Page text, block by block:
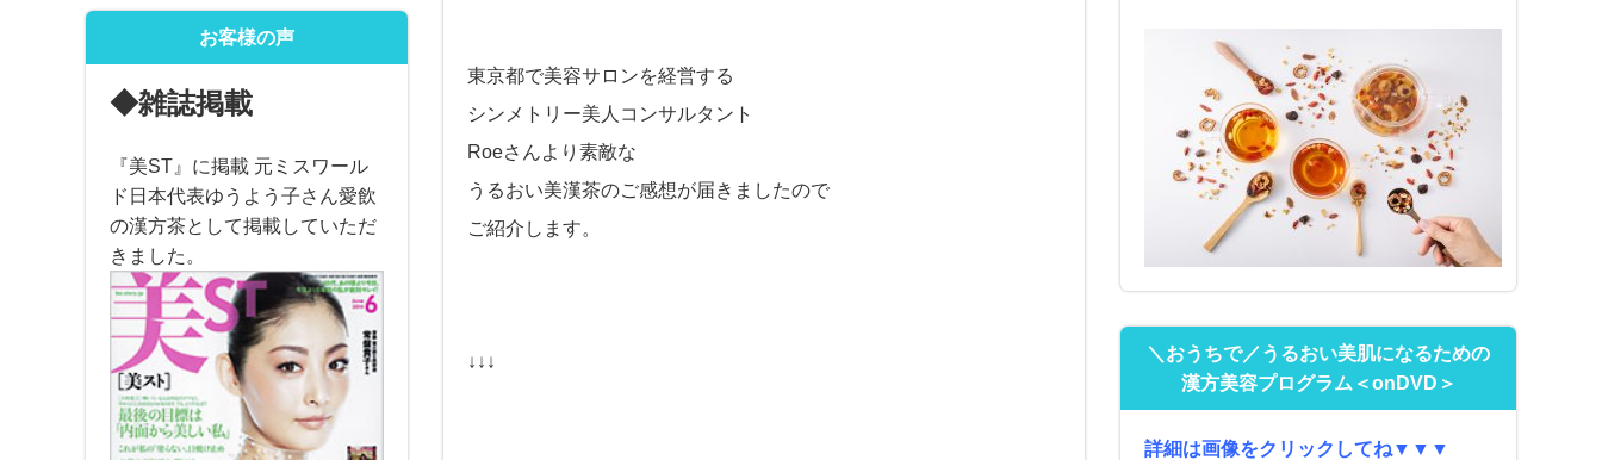
東京都で美容サロンを経営する
シンメトリー美人コンサルタント
Roeさんより素敵な
うるおい美漢茶のご感想が届きましたので
ご紹介します。
↓↓↓
お客様の声
◆雑誌掲載
『美ST』に掲載 元ミスワール
ド日本代表ゆうよう子さん愛飲
の漢方茶として掲載していただ
きました。
＼おうちで／うるおい美肌になるための
漢方美容プログラム＜onDVD＞
詳細は画像をクリックしてね▼▼▼